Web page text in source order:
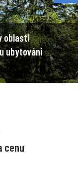
oblasti
ubytování
cenu